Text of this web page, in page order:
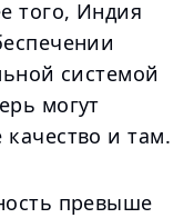
того, Индия
системой
могут
и там.
превыше